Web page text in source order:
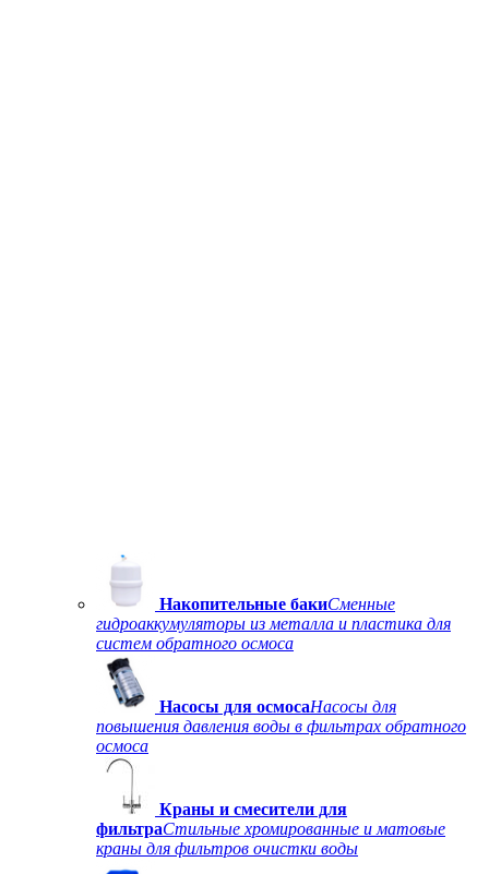
Накопительные бакиСменные
гидроаккумуляторы из металла и пластика для
систем обратного осмоса
Насосы для осмосаНасосы для
повышения давления воды в фильтрах обратного
осмоса
Краны и смесители для
фильтраСтильные хромированные и матовые
краны для фильтров очистки воды